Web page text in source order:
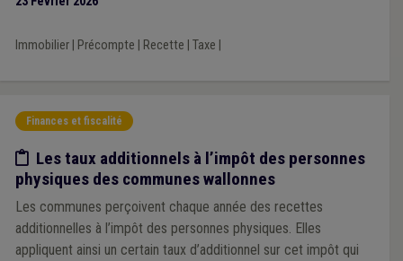
Immobilier| Précompte Recette Taxe
Finances et fiscalité
Etude/chiffres
Les taux additionnels à l’impôt des personnes
physiques des communes wallonnes
Les communes perçoivent chaque année des recettes
additionnelles à l’impôt des personnes physiques. Elles
appliquent ainsi un certain taux d’additionnel sur cet impôt qui